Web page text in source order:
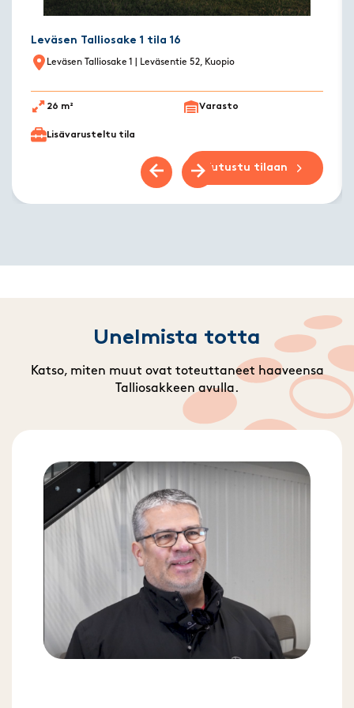
Leväsen Talliosake 1 tila 16
Leväsen Talliosake 1 | Leväsentie 52, Kuopio
26 m² Varasto
Lisävarusteltu tila
Tutustu tilaan
Previous slide
Next slide
Unelmista totta
Katso, miten muut ovat toteuttaneet haaveensa
Talliosakkeen avulla.